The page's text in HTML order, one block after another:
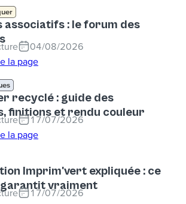
associatifs : le forum des
04/08/2026
recyclé : guide des
finitions et rendu couleur
17/07/2026
Imprim'vert expliquée : ce
garantit vraiment
17/07/2026